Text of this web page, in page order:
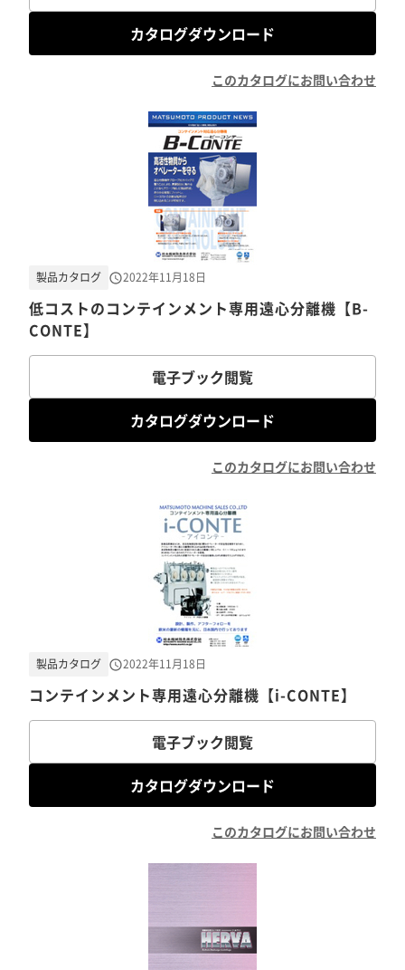
カタログダウンロード
このカタログにお問い合わせ
低コストのコンテインメント専用遠心分離機【B-
CONTE】
製品カタログ 2022年11月18日
電子ブック閲覧
カタログダウンロード
このカタログにお問い合わせ
コンテインメント専用遠心分離機【i-CONTE】
製品カタログ 2022年11月18日
電子ブック閲覧
カタログダウンロード
このカタログにお問い合わせ